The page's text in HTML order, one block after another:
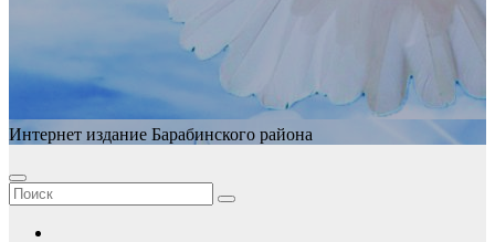
Интернет издание Барабинского района